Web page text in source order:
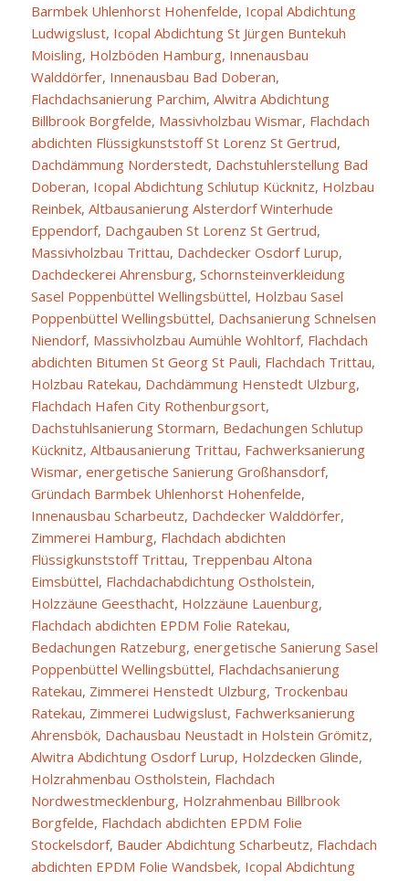
Barmbek Uhlenhorst Hohenfelde, Icopal Abdichtung
Ludwigslust, Icopal Abdichtung St Jürgen Buntekuh
Moisling, Holzböden Hamburg, Innenausbau
Walddörfer, Innenausbau Bad Doberan,
Flachdachsanierung Parchim, Alwitra Abdichtung
Billbrook Borgfelde, Massivholzbau Wismar, Flachdach
abdichten Flüssigkunststoff St Lorenz St Gertrud,
Dachdämmung Norderstedt, Dachstuhlerstellung Bad
Doberan, Icopal Abdichtung Schlutup Kücknitz, Holzbau
Reinbek, Altbausanierung Alsterdorf Winterhude
Eppendorf, Dachgauben St Lorenz St Gertrud,
Massivholzbau Trittau, Dachdecker Osdorf Lurup,
Dachdeckerei Ahrensburg, Schornsteinverkleidung
Sasel Poppenbüttel Wellingsbüttel, Holzbau Sasel
Poppenbüttel Wellingsbüttel, Dachsanierung Schnelsen
Niendorf, Massivholzbau Aumühle Wohltorf, Flachdach
abdichten Bitumen St Georg St Pauli, Flachdach Trittau,
Holzbau Ratekau, Dachdämmung Henstedt Ulzburg,
Flachdach Hafen City Rothenburgsort,
Dachstuhlsanierung Stormarn, Bedachungen Schlutup
Kücknitz, Altbausanierung Trittau, Fachwerksanierung
Wismar, energetische Sanierung Großhansdorf,
Gründach Barmbek Uhlenhorst Hohenfelde,
Innenausbau Scharbeutz, Dachdecker Walddörfer,
Zimmerei Hamburg, Flachdach abdichten
Flüssigkunststoff Trittau, Treppenbau Altona
Eimsbüttel, Flachdachabdichtung Ostholstein,
Holzzäune Geesthacht, Holzzäune Lauenburg,
Flachdach abdichten EPDM Folie Ratekau,
Bedachungen Ratzeburg, energetische Sanierung Sasel
Poppenbüttel Wellingsbüttel, Flachdachsanierung
Ratekau, Zimmerei Henstedt Ulzburg, Trockenbau
Ratekau, Zimmerei Ludwigslust, Fachwerksanierung
Ahrensbök, Dachausbau Neustadt in Holstein Grömitz,
Alwitra Abdichtung Osdorf Lurup, Holzdecken Glinde,
Holzrahmenbau Ostholstein, Flachdach
Nordwestmecklenburg, Holzrahmenbau Billbrook
Borgfelde, Flachdach abdichten EPDM Folie
Stockelsdorf, Bauder Abdichtung Scharbeutz, Flachdach
abdichten EPDM Folie Wandsbek, Icopal Abdichtung